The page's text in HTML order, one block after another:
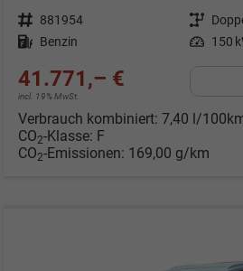
Fahrzeugnr. 881954 Getriebe
Kraftstoff Benzin Leistung 150
41.771,– €
incl. 19% MwSt.
Verbrauch kombiniert: 7,40 l/
CO2-Klasse: F
CO2-Emissionen: 169,00 g/km